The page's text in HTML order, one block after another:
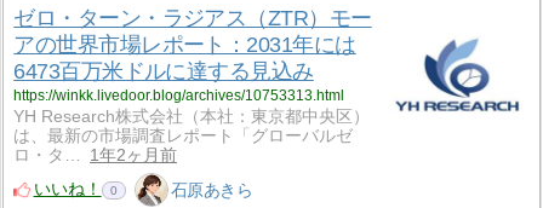
ゼロ・ターン・ラジアス（ZTR）モー
アの世界市場レポート：2031年には
6473百万米ドルに達する見込み
https://winkk.livedoor.blog/archives/10753313.html
YH Research株式会社（本社：東京都中央区）
は、最新の市場調査レポート「グローバルゼ
ロ・タ…
1年2ヶ月前
いいね！
0 石原あきら